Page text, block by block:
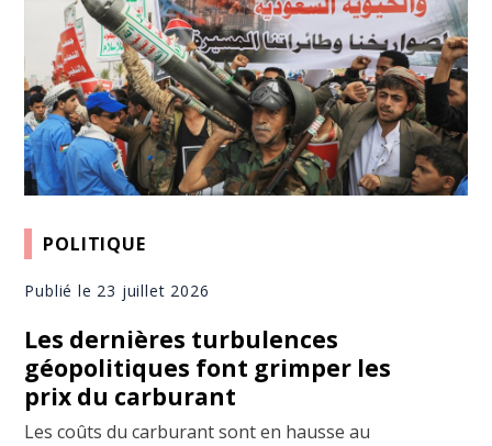
POLITIQUE
Publié le 23 juillet 2026
Les dernières turbulences
géopolitiques font grimper les
prix du carburant
Les coûts du carburant sont en hausse au